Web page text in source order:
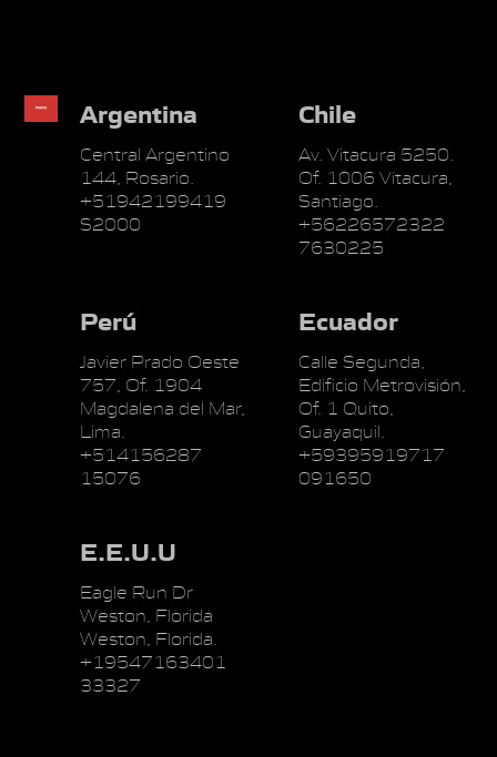
Argentina
Central Argentino
144, Rosario.
+51942199419
S2000
Chile
Av. Vitacura 5250.
Of. 1006 Vitacura,
Santiago.
+56226572322
7630225
Perú
Javier Prado Oeste
757, Of. 1904
Magdalena del Mar,
Lima.
+514156287
15076
Ecuador
Calle Segunda,
Edificio Metrovisión,
Of. 1 Quito,
Guayaquil.
+59395919717
091650
E.E.U.U
Eagle Run Dr
Weston, Florida
Weston, Florida.
+19547163401
33327